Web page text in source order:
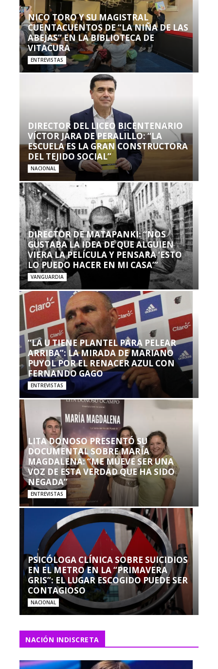
NICO TORO Y SU MAGISTRAL
CUENTACUENTOS DE “LA NIÑA DE LAS
ABEJAS” EN LA BIBLIOTECA DE
VITACURA
ENTREVISTAS
DIRECTOR DEL LICEO BICENTENARIO
VÍCTOR JARA DE PERALILLO: “LA
ESCUELA ES LA GRAN CONSTRUCTORA
DEL TEJIDO SOCIAL”
NACIONAL
DIRECTOR DE MATAPANKI: “NOS
GUSTABA LA IDEA DE QUE ALGUIEN
VIERA LA PELÍCULA Y PENSARA ‘ESTO
LO PUEDO HACER EN MI CASA’”
VANGUARDIA
“LA U TIENE PLANTEL PARA PELEAR
ARRIBA”: LA MIRADA DE MARIANO
PUYOL POR EL RENACER AZUL CON
FERNANDO GAGO
ENTREVISTAS
LITA DONOSO PRESENTÓ SU
DOCUMENTAL SOBRE MARÍA
MAGDALENA: “ME MUEVE SER UNA
VOZ DE ESTA VERDAD QUE HA SIDO
NEGADA”
ENTREVISTAS
PSICÓLOGA CLÍNICA SOBRE SUICIDIOS
EN EL METRO EN LA “PRIMAVERA
GRIS”: EL LUGAR ESCOGIDO PUEDE SER
CONTAGIOSO
NACIONAL
NACIÓN INDISCRETA